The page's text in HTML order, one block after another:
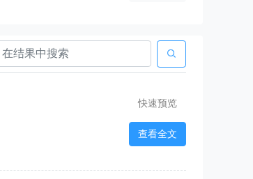

快速预览
查看全文